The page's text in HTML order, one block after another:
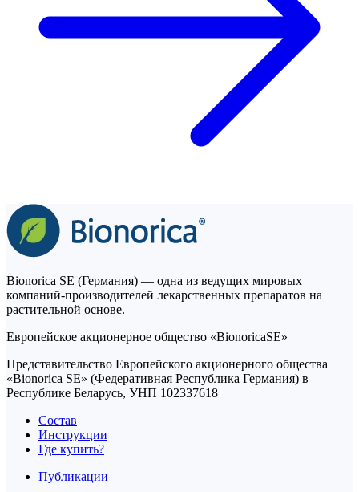
Bionorica SE (Германия) — одна из ведущих мировых
компаний-производителей лекарственных препаратов на
растительной основе.
Европейское акционерное общество «BionoricaSE»
Представительство Европейского акционерного общества
«Bionorica SE» (Федеративная Республика Германия) в
Республике Беларусь, УНП 102337618
Состав
Инструкции
Где купить?
Публикации